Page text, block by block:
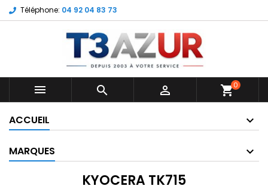
Téléphone: 04 92 04 83 73
   shopping_cart0
ACCUEIL
MARQUES
KYOCERA TK715